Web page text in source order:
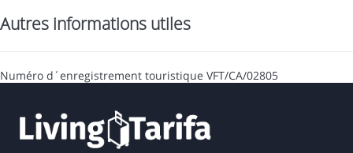
Autres informations utiles
Numéro d´enregistrement touristique VFT/CA/02805